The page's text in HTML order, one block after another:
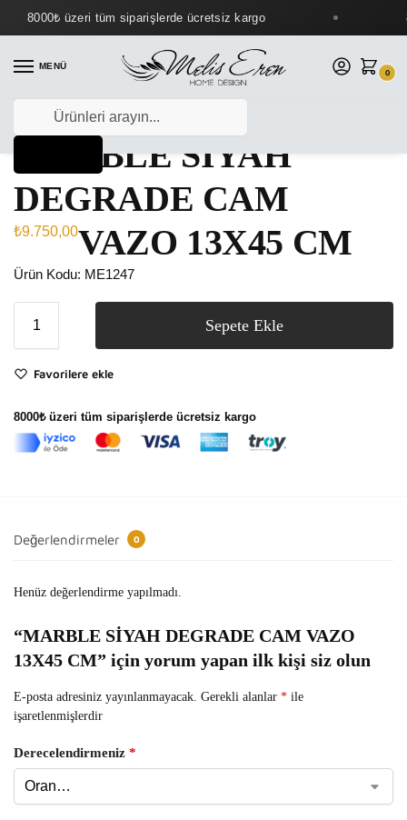
8000₺ üzeri tüm siparişlerde ücretsiz kargo
MENÜ
0
MARBLE SİYAH
DEGRADE CAM
VAZO 13X45 CM
₺9.750,00
Ürün Kodu: ME1247
Sepete Ekle
Favorilere ekle
8000₺ üzeri tüm siparişlerde ücretsiz kargo
Değerlendirmeler 0
Henüz değerlendirme yapılmadı.
“MARBLE SİYAH DEGRADE CAM VAZO
13X45 CM” için yorum yapan ilk kişi siz olun
E-posta adresiniz yayınlanmayacak. Gerekli alanlar * ile
işaretlenmişlerdir
Derecelendirmeniz *